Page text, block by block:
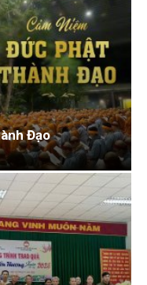
Đạo